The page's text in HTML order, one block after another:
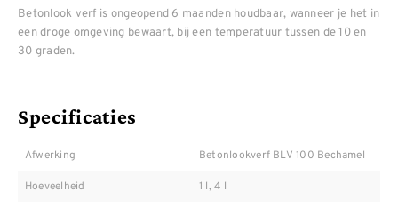
Betonlook verf is ongeopend 6 maanden houdbaar, wanneer je het in
een droge omgeving bewaart, bij een temperatuur tussen de 10 en
30 graden.
Specificaties
Afwerking Betonlookverf BLV 100 Bechamel
Hoeveelheid 1 l, 4 l